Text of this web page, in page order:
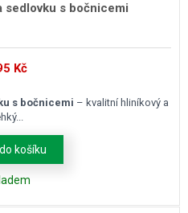
sedlovku s bočnicemi
Kč
s bočnicemi – kvalitní hliníkový a
košíku